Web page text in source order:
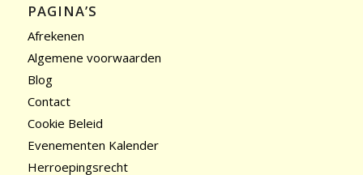
PAGINA’S
Afrekenen
Algemene voorwaarden
Blog
Contact
Cookie Beleid
Evenementen Kalender
Herroepingsrecht